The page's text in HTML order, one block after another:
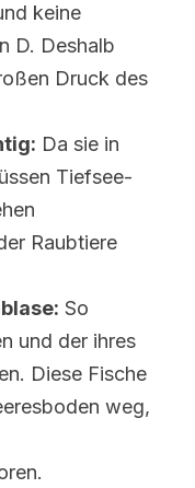
keine
D. Deshalb
Druck des
Da sie in
Tiefsee-
Raubtiere
So
und der ihres
Diese Fische
weg,